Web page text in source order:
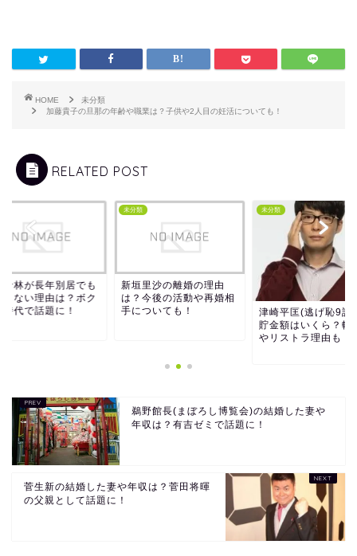
HOME
未分類
加藤貴子の旦那の年齢や職業は？子供や2人目の妊活についても！
RELATED POST
希林が長年別居でも
しない理由は？ボク
時代で話題に！
未分類
新垣里沙の離婚の理由
は？今後の活動や再婚相
手についても！
未分類
津崎平匡(逃げ恥9話
貯金額はいくら？転
やリストラ理由も！
鵜野館長(まぼろし博覧会)の結婚した妻や
年収は？有吉ゼミで話題に！
菅生新の結婚した妻や年収は？菅田将暉
の父親として話題に！